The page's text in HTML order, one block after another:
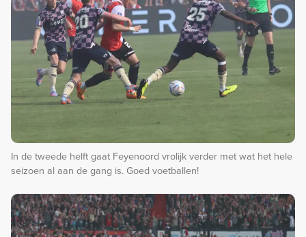
In de tweede helft gaat Feyenoord vrolijk verder met wat het hele
seizoen al aan de gang is. Goed voetballen!